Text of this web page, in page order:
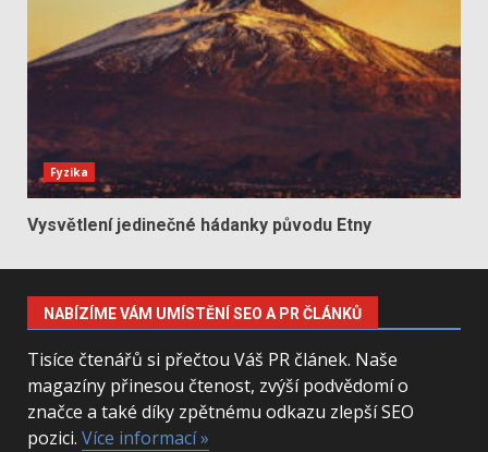
Fyzika
Vysvětlení jedinečné hádanky původu Etny
NABÍZÍME VÁM UMÍSTĚNÍ SEO A PR ČLÁNKŮ
Tisíce čtenářů si přečtou Váš PR článek. Naše
magazíny přinesou čtenost, zvýší podvědomí o
značce a také díky zpětnému odkazu zlepší SEO
pozici. Více informací »